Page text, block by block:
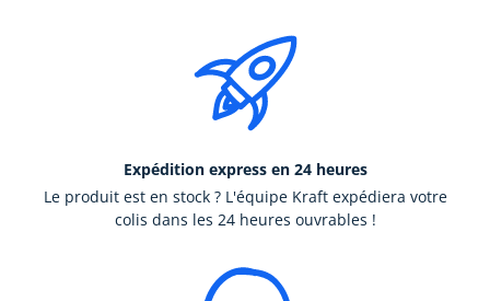
Expédition express en 24 heures
Le produit est en stock ? L'équipe Kraft expédiera votre
colis dans les 24 heures ouvrables !